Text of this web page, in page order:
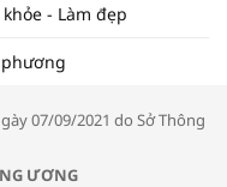
tiến thương mại: Khơi
khỏe - Làm đẹp
07/09/2021 do Sở Thông
ƯƠNG